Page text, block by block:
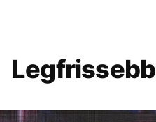
Legfrissebb